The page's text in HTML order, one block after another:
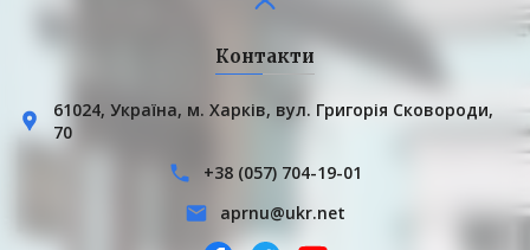
Контакти
61024, Українa, м. Харків, вул. Григорія Сковороди,
70
+38 (057) 704-19-01
aprnu@ukr.net